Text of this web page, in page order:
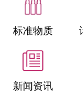
标准物质
新闻资讯
微生物检
定制标物
定制仪器